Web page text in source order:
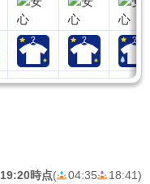
19:20時点( 04:35 18:41)